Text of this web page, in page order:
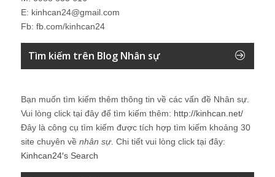
E: kinhcan24@gmail.com
Fb: fb.com/kinhcan24
Tìm kiếm trên Blog Nhân sự
Bạn muốn tìm kiếm thêm thông tin về các vấn đề Nhân sự
Vui lòng click tại đây để tìm kiếm thêm: http://kinhcan.net/
Đây là công cụ tìm kiếm được tích hợp tìm kiếm khoảng 30
site chuyên về nhân sự. Chi tiết vui lòng click tại đây:
Kinhcan24′s Search